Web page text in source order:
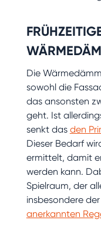
Die
sowohl die
das ansonsten
geht. Ist
senkt das den
Dieser Bedarf
ermittelt, damit
werden kann.
Spielraum, der
insbesondere
anerkannten